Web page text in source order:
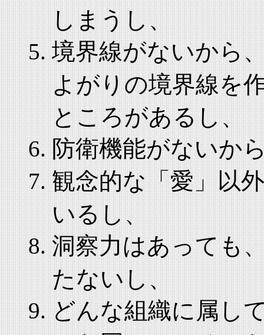
しまうし、
境界線がないから
よがりの境界線を
ところがあるし、
防衛機能がないか
観念的な「愛」以
いるし、
洞察力はあっても
たないし、
どんな組織に属し